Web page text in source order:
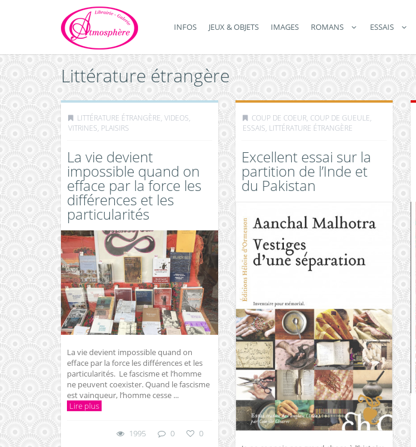
INFOS JEUX & OBJETS IMAGES ROMANS ESSAIS
Littérature étrangère
LITTÉRATURE ÉTRANGÈRE, VIDEOS,
VITRINES, PLAISIRS
La vie devient
impossible quand on
efface par la force les
différences et les
particularités
La vie devient impossible quand on
efface par la force les différences et les
particularités. Le fascisme et l’homme
ne peuvent coexister. Quand le fascisme
est vainqueur, l’homme cesse ...
Lire plus
1995 0 0
COUP DE COEUR, COUP DE GUEULE,
ESSAIS, LITTÉRATURE ÉTRANGÈRE
Excellent essai sur la
partition de l’Inde et
du Pakistan